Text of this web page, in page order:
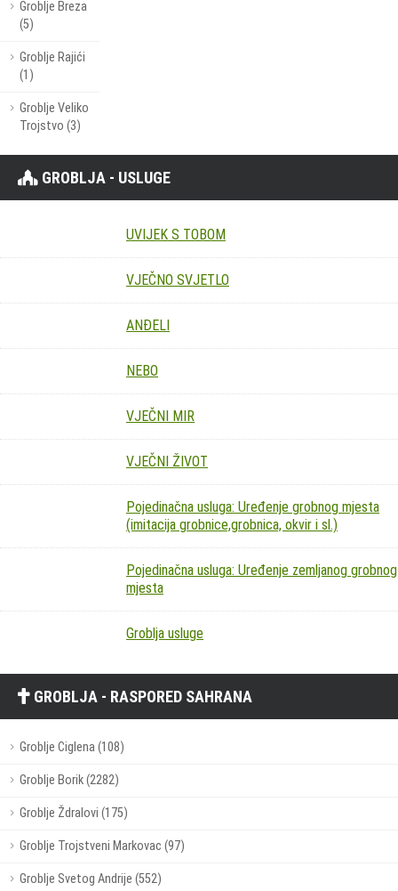
Groblje Breza
(5)
Groblje Rajići
(1)
Groblje Veliko
Trojstvo (3)
GROBLJA - USLUGE
UVIJEK S TOBOM
VJEČNO SVJETLO
ANĐELI
NEBO
VJEČNI MIR
VJEČNI ŽIVOT
Pojedinačna usluga: Uređenje grobnog mjesta
(imitacija grobnice,grobnica, okvir i sl.)
Pojedinačna usluga: Uređenje zemljanog grobnog
mjesta
Groblja usluge
GROBLJA - RASPORED SAHRANA
Groblje Ciglena (108)
Groblje Borik (2282)
Groblje Ždralovi (175)
Groblje Trojstveni Markovac (97)
Groblje Svetog Andrije (552)